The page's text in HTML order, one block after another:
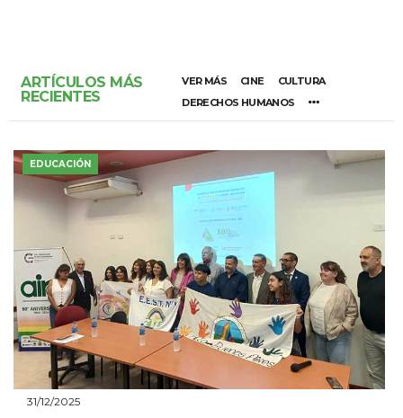
ARTÍCULOS MÁS
RECIENTES
VER MÁS CINE
CULTURA
DERECHOS HUMANOS
EDUCACIÓN
31/12/2025